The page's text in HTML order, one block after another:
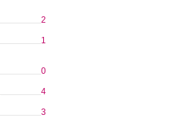
2
1
0
4
3